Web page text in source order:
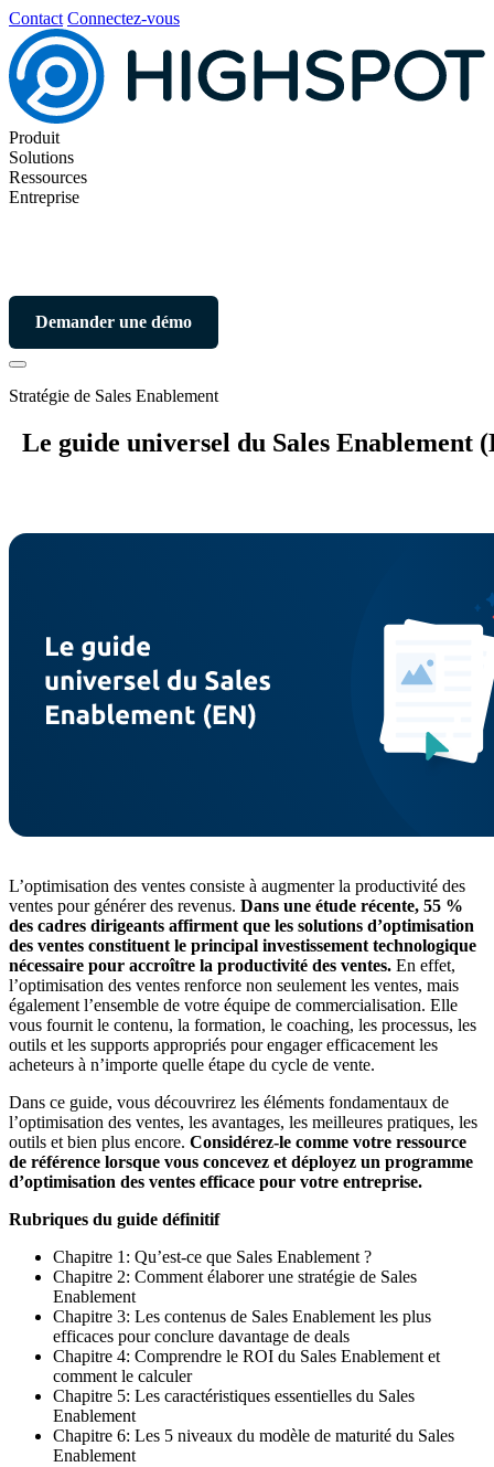
Contact Connectez-vous
Produit
Solutions
Ressources
Entreprise
Demander une démo
Stratégie de Sales Enablement
Le guide universel du Sales Enablement
L’optimisation des ventes consiste à augmenter la productivité des
ventes pour générer des revenus. Dans une étude récente, 55 %
des cadres dirigeants affirment que les solutions d’optimisation
des ventes constituent le principal investissement technologique
nécessaire pour accroître la productivité des ventes. En effet,
l’optimisation des ventes renforce non seulement les ventes, mais
également l’ensemble de votre équipe de commercialisation. Elle
vous fournit le contenu, la formation, le coaching, les processus, les
outils et les supports appropriés pour engager efficacement les
acheteurs à n’importe quelle étape du cycle de vente.
Dans ce guide, vous découvrirez les éléments fondamentaux de
l’optimisation des ventes, les avantages, les meilleures pratiques, les
outils et bien plus encore. Considérez-le comme votre ressource
de référence lorsque vous concevez et déployez un programme
d’optimisation des ventes efficace pour votre entreprise.
Rubriques du guide définitif
Chapitre 1: Qu’est-ce que Sales Enablement ?
Chapitre 2: Comment élaborer une stratégie de Sales
Enablement
Chapitre 3: Les contenus de Sales Enablement les plus
efficaces pour conclure davantage de deals
Chapitre 4: Comprendre le ROI du Sales Enablement et
comment le calculer
Chapitre 5: Les caractéristiques essentielles du Sales
Enablement
Chapitre 6: Les 5 niveaux du modèle de maturité du Sales
Enablement